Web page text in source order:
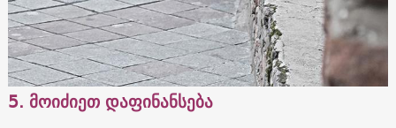
5. მოიძიეთ დაფინანსება